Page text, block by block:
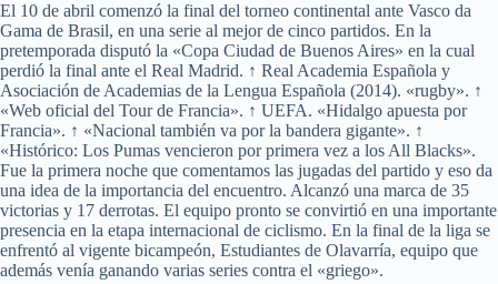
El 10 de abril comenzó la final del torneo continental ante Vasco da
Gama de Brasil, en una serie al mejor de cinco partidos. En la
pretemporada disputó la «Copa Ciudad de Buenos Aires» en la cual
perdió la final ante el Real Madrid. ↑ Real Academia Española y
Asociación de Academias de la Lengua Española (2014). «rugby». ↑
«Web oficial del Tour de Francia». ↑ UEFA. «Hidalgo apuesta por
Francia». ↑ «Nacional también va por la bandera gigante». ↑
«Histórico: Los Pumas vencieron por primera vez a los All Blacks».
Fue la primera noche que comentamos las jugadas del partido y eso da
una idea de la importancia del encuentro. Alcanzó una marca de 35
victorias y 17 derrotas. El equipo pronto se convirtió en una importante
presencia en la etapa internacional de ciclismo. En la final de la liga se
enfrentó al vigente bicampeón, Estudiantes de Olavarría, equipo que
además venía ganando varias series contra el «griego».